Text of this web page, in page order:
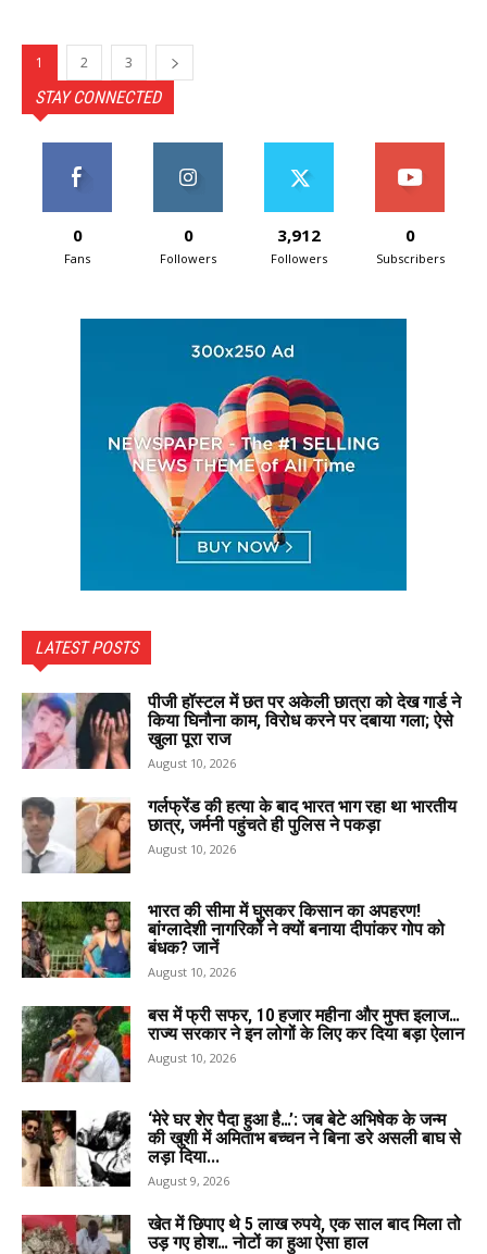
1 2 3
STAY CONNECTED
0
Fans
0
Followers
3,912
Followers
0
Subscribers
LATEST POSTS
पीजी हॉस्टल में छत पर अकेली छात्रा को देख गार्ड ने
किया घिनौना काम, विरोध करने पर दबाया गला; ऐसे
खुला पूरा राज
August 10, 2026
गर्लफ्रेंड की हत्या के बाद भारत भाग रहा था भारतीय
छात्र, जर्मनी पहुंचते ही पुलिस ने पकड़ा
August 10, 2026
भारत की सीमा में घुसकर किसान का अपहरण!
बांग्लादेशी नागरिकों ने क्यों बनाया दीपांकर गोप को
बंधक? जानें
August 10, 2026
बस में फ्री सफर, ₹10 हजार महीना और मुफ्त इलाज…
राज्य सरकार ने इन लोगों के लिए कर दिया बड़ा ऐलान
August 10, 2026
‘मेरे घर शेर पैदा हुआ है…’: जब बेटे अभिषेक के जन्म
की खुशी में अमिताभ बच्चन ने बिना डरे असली बाघ से
लड़ा दिया...
August 9, 2026
खेत में छिपाए थे 5 लाख रुपये, एक साल बाद मिला तो
उड़ गए होश… नोटों का हुआ ऐसा हाल